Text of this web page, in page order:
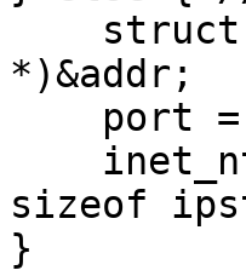
*)&addr;
sizeof
}